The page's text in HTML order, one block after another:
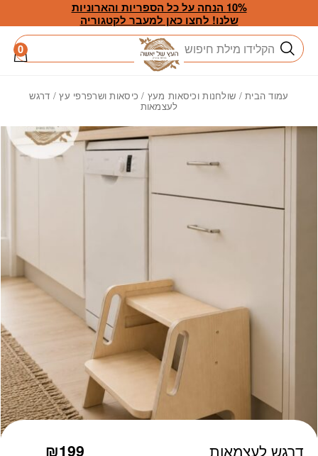
Skip to Content
10% הנחה על כל הספריות והארוניות
שלנו! לחצו כאן למעבר לקטגוריה
חיפוש 0
עמוד הבית/ שולחנות וכיסאות מעץ / כיסאות ושרפרפי עץ/ דרגש
לעצמאות
דרגש לעצמאות ₪199
כמות דרגש לעצמאות